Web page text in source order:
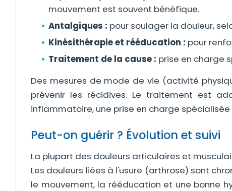
mouvement est souvent bénéfique.
Antalgiques : pour soulager la douleur,
Kinésithérapie et rééducation : pour
Traitement de la cause : prise en charge
Des mesures de mode de vie (activité
prévenir les récidives. Le traitement est
inflammatoire, une prise en charge
Peut-on guérir ? Évolution et suivi
La plupart des douleurs articulaires et
Les douleurs liées à l'usure (arthrose) sont
le mouvement, la rééducation et une bonne